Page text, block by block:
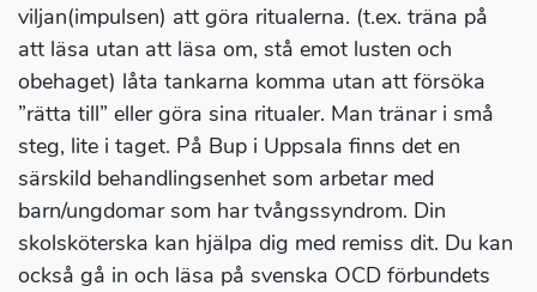
viljan(impulsen) att göra ritualerna. (t.ex. träna på
att läsa utan att läsa om, stå emot lusten och
obehaget) låta tankarna komma utan att försöka
”rätta till” eller göra sina ritualer. Man tränar i små
steg, lite i taget. På Bup i Uppsala finns det en
särskild behandlingsenhet som arbetar med
barn/ungdomar som har tvångssyndrom. Din
skolsköterska kan hjälpa dig med remiss dit. Du kan
också gå in och läsa på svenska OCD förbundets